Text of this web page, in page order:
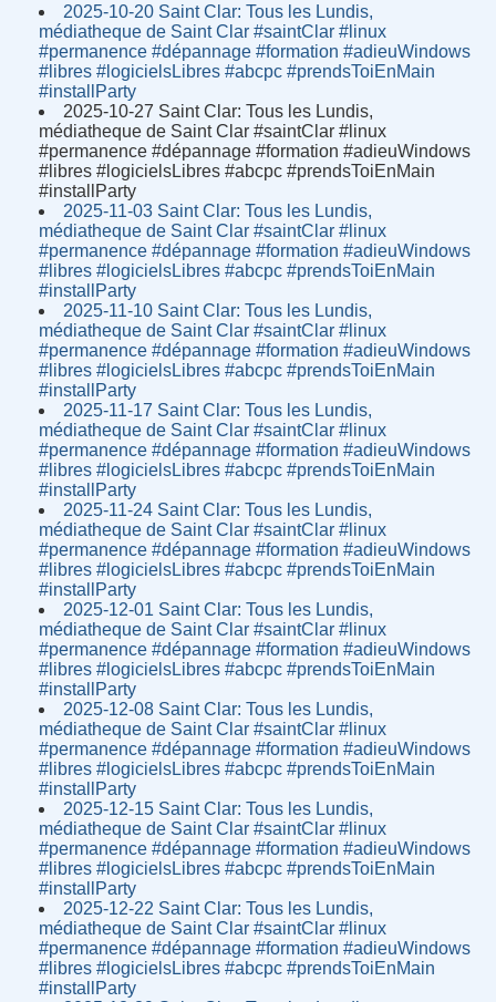
2025-10-20 Saint Clar: Tous les Lundis,
médiatheque de Saint Clar #saintClar #linux
#permanence #dépannage #formation #adieuWindows
#libres #logicielsLibres #abcpc #prendsToiEnMain
#installParty
2025-10-27 Saint Clar: Tous les Lundis,
médiatheque de Saint Clar #saintClar #linux
#permanence #dépannage #formation #adieuWindows
#libres #logicielsLibres #abcpc #prendsToiEnMain
#installParty
2025-11-03 Saint Clar: Tous les Lundis,
médiatheque de Saint Clar #saintClar #linux
#permanence #dépannage #formation #adieuWindows
#libres #logicielsLibres #abcpc #prendsToiEnMain
#installParty
2025-11-10 Saint Clar: Tous les Lundis,
médiatheque de Saint Clar #saintClar #linux
#permanence #dépannage #formation #adieuWindows
#libres #logicielsLibres #abcpc #prendsToiEnMain
#installParty
2025-11-17 Saint Clar: Tous les Lundis,
médiatheque de Saint Clar #saintClar #linux
#permanence #dépannage #formation #adieuWindows
#libres #logicielsLibres #abcpc #prendsToiEnMain
#installParty
2025-11-24 Saint Clar: Tous les Lundis,
médiatheque de Saint Clar #saintClar #linux
#permanence #dépannage #formation #adieuWindows
#libres #logicielsLibres #abcpc #prendsToiEnMain
#installParty
2025-12-01 Saint Clar: Tous les Lundis,
médiatheque de Saint Clar #saintClar #linux
#permanence #dépannage #formation #adieuWindows
#libres #logicielsLibres #abcpc #prendsToiEnMain
#installParty
2025-12-08 Saint Clar: Tous les Lundis,
médiatheque de Saint Clar #saintClar #linux
#permanence #dépannage #formation #adieuWindows
#libres #logicielsLibres #abcpc #prendsToiEnMain
#installParty
2025-12-15 Saint Clar: Tous les Lundis,
médiatheque de Saint Clar #saintClar #linux
#permanence #dépannage #formation #adieuWindows
#libres #logicielsLibres #abcpc #prendsToiEnMain
#installParty
2025-12-22 Saint Clar: Tous les Lundis,
médiatheque de Saint Clar #saintClar #linux
#permanence #dépannage #formation #adieuWindows
#libres #logicielsLibres #abcpc #prendsToiEnMain
#installParty